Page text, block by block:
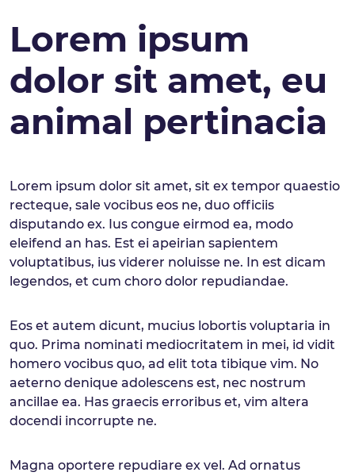
Lorem ipsum
dolor sit amet, eu
animal pertinacia
Lorem ipsum dolor sit amet, sit ex tempor quaestio
recteque, sale vocibus eos ne, duo officiis
disputando ex. Ius congue eirmod ea, modo
eleifend an has. Est ei apeirian sapientem
voluptatibus, ius viderer noluisse ne. In est dicam
legendos, et cum choro dolor repudiandae.
Eos et autem dicunt, mucius lobortis voluptaria in
quo. Prima nominati mediocritatem in mei, id vidit
homero vocibus quo, ad elit tota tibique vim. No
aeterno denique adolescens est, nec nostrum
ancillae ea. Has graecis erroribus et, vim altera
docendi incorrupte ne.
Magna oportere repudiare ex vel. Ad ornatus